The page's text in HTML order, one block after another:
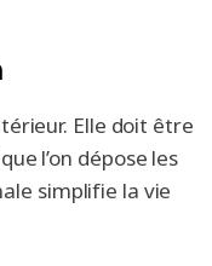
Elle doit être
l’on dépose les
simplifie la vie